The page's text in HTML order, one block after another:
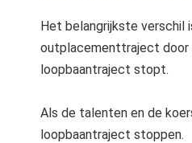
Het belangrijkste verschil
outplacementtraject door
loopbaantraject stopt.
Als de talenten en de
loopbaantraject stoppen.